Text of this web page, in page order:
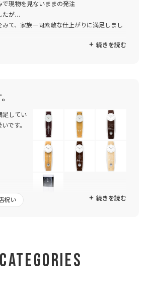
で現物を見ないままの発注
たが…
て、家族一同素敵な仕上がりに満足しまし
時計…
続きを読む
足してい
です。
続きを読む
祝い